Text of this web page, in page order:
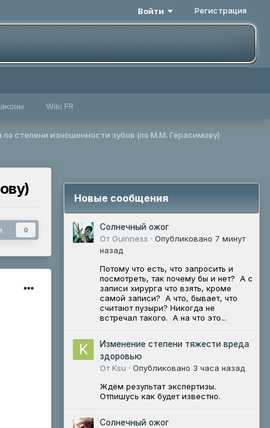
Войти Регистрация
Wiki FR
степени изношенности зубов (по М.М. Герасимову)
0
Новые сообщения
Солнечный ожог
От Guinness · Опубликовано 7 минут
назад
Потому что есть, что запросить и
посмотреть, так почему бы и нет? А с
записи хирурга что взять, кроме
самой записи? А что, бывает, что
считают пузыри? Никогда не
встречал такого. А на что это...
Изменение степени тяжести вреда
здоровью
От Ksu · Опубликовано 3 часа назад
Ждём результат экспертизы.
Отпишусь как будет известно.
Солнечный ожог